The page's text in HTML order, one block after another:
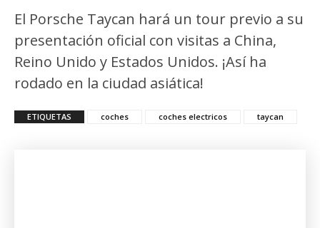
El Porsche Taycan hará un tour previo a su
presentación oficial con visitas a China,
Reino Unido y Estados Unidos. ¡Así ha
rodado en la ciudad asiática!
ETIQUETAS coches coches electricos taycan